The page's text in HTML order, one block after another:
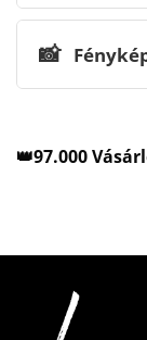
📸
👑97.000